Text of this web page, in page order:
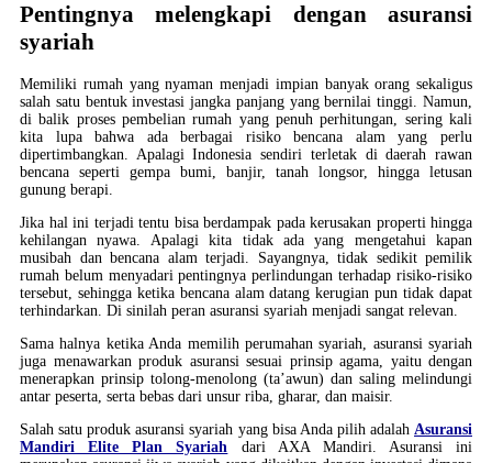
Pentingnya melengkapi dengan asuransi
syariah
Memiliki rumah yang nyaman menjadi impian banyak orang sekaligus
salah satu bentuk investasi jangka panjang yang bernilai tinggi. Namun,
di balik proses pembelian rumah yang penuh perhitungan, sering kali
kita lupa bahwa ada berbagai risiko bencana alam yang perlu
dipertimbangkan. Apalagi Indonesia sendiri terletak di daerah rawan
bencana seperti gempa bumi, banjir, tanah longsor, hingga letusan
gunung berapi.
Jika hal ini terjadi tentu bisa berdampak pada kerusakan properti hingga
kehilangan nyawa. Apalagi kita tidak ada yang mengetahui kapan
musibah dan bencana alam terjadi. Sayangnya, tidak sedikit pemilik
rumah belum menyadari pentingnya perlindungan terhadap risiko-risiko
tersebut, sehingga ketika bencana alam datang kerugian pun tidak dapat
terhindarkan. Di sinilah peran asuransi syariah menjadi sangat relevan.
Sama halnya ketika Anda memilih perumahan syariah, asuransi syariah
juga menawarkan produk asuransi sesuai prinsip agama, yaitu dengan
menerapkan prinsip tolong-menolong (ta’awun) dan saling melindungi
antar peserta, serta bebas dari unsur riba, gharar, dan maisir.
Salah satu produk asuransi syariah yang bisa Anda pilih adalah Asuransi
Mandiri Elite Plan Syariah dari AXA Mandiri. Asuransi ini